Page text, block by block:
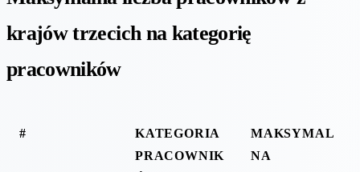
krajów trzecich na kategorię
pracowników
#
KATEGORIA
PRACOWNIK
MAKSYMAL
NA